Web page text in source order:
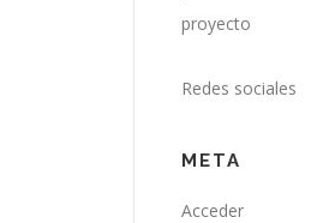
proyecto
Redes sociales
META
Acceder